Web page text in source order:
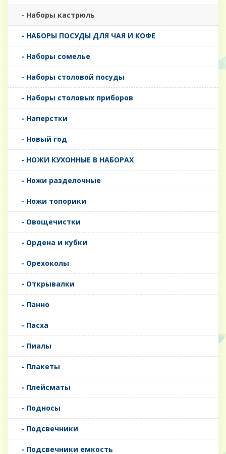
- Наборы кастрюль
- НАБОРЫ ПОСУДЫ ДЛЯ ЧАЯ И КОФЕ
- Наборы сомелье
- Наборы столовой посуды
- Наборы столовых приборов
- Наперстки
- Новый год
- НОЖИ КУХОННЫЕ В НАБОРАХ
- Ножи разделочные
- Ножи топорики
- Овощечистки
- Ордена и кубки
- Орехоколы
- Открывалки
- Панно
- Пасха
- Пиалы
- Плакеты
- Плейсматы
- Подносы
- Подсвечники
- Подсвечники емкость